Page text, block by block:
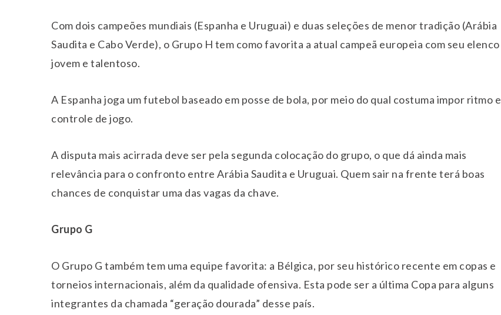
Com dois campeões mundiais (Espanha e Uruguai) e duas seleções de menor tradição (Arábia
Saudita e Cabo Verde), o Grupo H tem como favorita a atual campeã europeia com seu elenco
jovem e talentoso.
A Espanha joga um futebol baseado em posse de bola, por meio do qual costuma impor ritmo e
controle de jogo.
A disputa mais acirrada deve ser pela segunda colocação do grupo, o que dá ainda mais
relevância para o confronto entre Arábia Saudita e Uruguai. Quem sair na frente terá boas
chances de conquistar uma das vagas da chave.
Grupo G
O Grupo G também tem uma equipe favorita: a Bélgica, por seu histórico recente em copas e
torneios internacionais, além da qualidade ofensiva. Esta pode ser a última Copa para alguns
integrantes da chamada “geração dourada” desse país.